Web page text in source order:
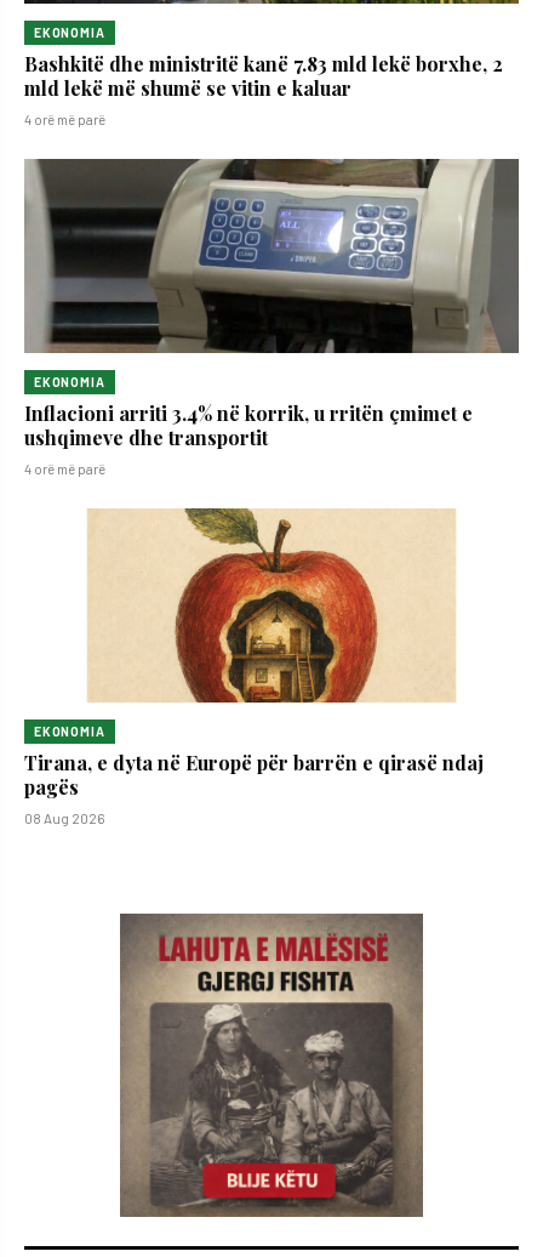
EKONOMIA
Bashkitë dhe ministritë kanë 7.83 mld lekë borxhe, 2
mld lekë më shumë se vitin e kaluar
4 orë më parë
EKONOMIA
Inflacioni arriti 3.4% në korrik, u rritën çmimet e
ushqimeve dhe transportit
4 orë më parë
EKONOMIA
Tirana, e dyta në Europë për barrën e qirasë ndaj
pagës
08 Aug 2026